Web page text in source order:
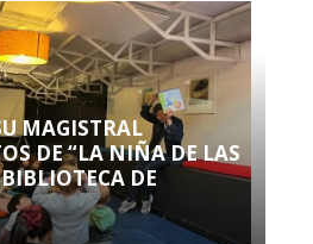
MAGISTRAL
DE “LA NIÑA DE LAS
DE